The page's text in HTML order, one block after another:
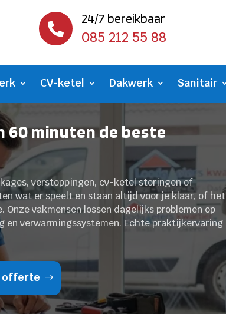

24/7 bereikbaar
085 212 55 88
CV-ketel Dakwerk Sanitair
60 minuten de beste
verstoppingen, cv-ketel storingen of
wat er speelt en staan altijd voor je klaar, of het
vakmensen lossen dagelijks problemen op
en verwarmingssystemen. Echte praktijkervaring
offerte